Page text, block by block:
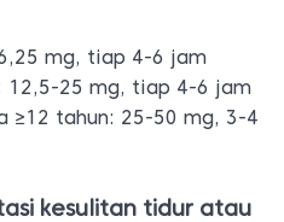
mg, tiap 4-6 jam
12,5-25 mg, tiap 4-6 jam
≥12 tahun: 25-50 mg, 3-4
kesulitan tidur atau